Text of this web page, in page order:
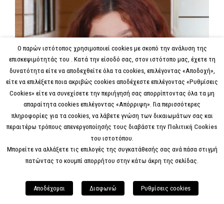
Ο παρών ιστότοπος χρησιμοποιεί cookies με σκοπό την ανάλυση της
επισκεψιμότητάς του . Κατά την είσοδό σας, στον ιστότοπο μας, έχετε τη
δυνατότητα είτε να αποδεχθείτε όλα τα cookies, επιλέγοντας «Αποδοχή»,
είτε να επιλέξετε ποια ακριβώς cookies αποδέχεστε επιλέγοντας «Ρυθμίσεις
Cookies» είτε να συνεχίσετε την περιήγησή σας απορρίπτοντας όλα τα μη
απαραίτητα cookies επιλέγοντας «Απόρριψη». Για περισσότερες
πληροφορίες για τα cookies, να λάβετε γνώση των δικαιωμάτων σας και
περαιτέρω τρόπους απενεργοποίησής τους διαβάστε την Πολιτική Cookies
του ιστοτόπου.
Μπορείτε να αλλάξετε τις επιλογές της συγκατάθεσής σας ανά πάσα στιγμή
πατώντας το κουμπί απορρήτου στην κάτω άκρη της σελίδας.
Αποδέχομαι Διαφωνώ Ρυθμίσεις cookies